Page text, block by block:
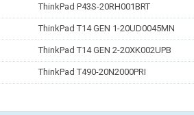
ThinkPad P43S-20RH001BRT
ThinkPad T14 GEN 1-20UD0045MN
ThinkPad T14 GEN 2-20XK002UPB
ThinkPad T490-20N2000PRI